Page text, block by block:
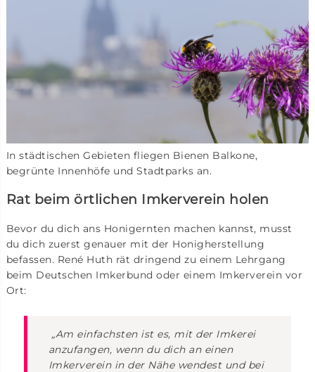
In städtischen Gebieten fliegen Bienen Balkone,
begrünte Innenhöfe und Stadtparks an.
Rat beim örtlichen Imkerverein holen
Bevor du dich ans Honigernten machen kannst, musst
du dich zuerst genauer mit der Honigherstellung
befassen. René Huth rät dringend zu einem Lehrgang
beim Deutschen Imkerbund oder einem Imkerverein vor
Ort:
„Am einfachsten ist es, mit der Imkerei
anzufangen, wenn du dich an einen
Imkerverein in der Nähe wendest und bei